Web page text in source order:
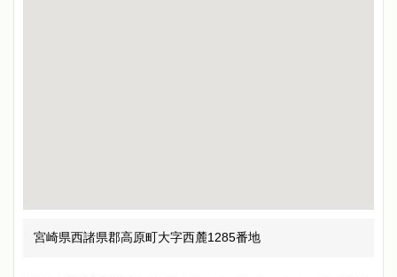
宮崎県西諸県郡高原町大字西麓1285番地